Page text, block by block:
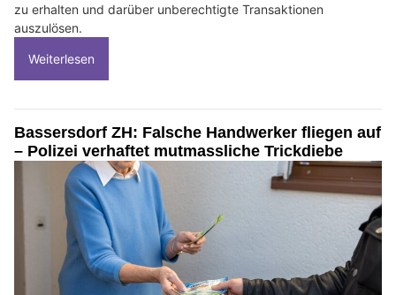
zu erhalten und darüber unberechtigte Transaktionen
auszulösen.
Weiterlesen
Bassersdorf ZH: Falsche Handwerker fliegen auf
– Polizei verhaftet mutmassliche Trickdiebe